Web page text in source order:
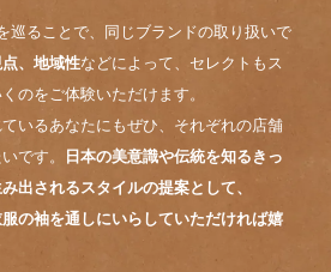
巡ることで、同じブランドの取り扱いで
、地域性などによって、セレクトもス
のをご体験いただけます。
いるあなたにもぜひ、それぞれの店舗
です。
日本の美意識や伝統を知るきっ
出されるスタイルの提案として、
の袖を通しにいらしていただければ嬉